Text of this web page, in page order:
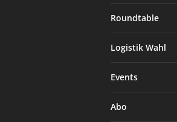
Roundtable
Logistik Wahl
Events
Abo